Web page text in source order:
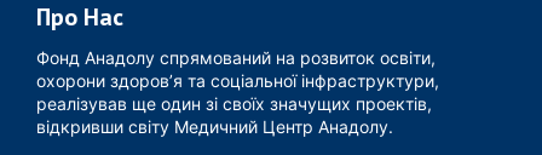
Про Нас
Фонд Анадолу спрямований на розвиток освіти,
охорони здоров’я та соціальної інфраструктури,
реалізував ще один зі своїх значущих проектів,
відкривши світу Медичний Центр Анадолу.